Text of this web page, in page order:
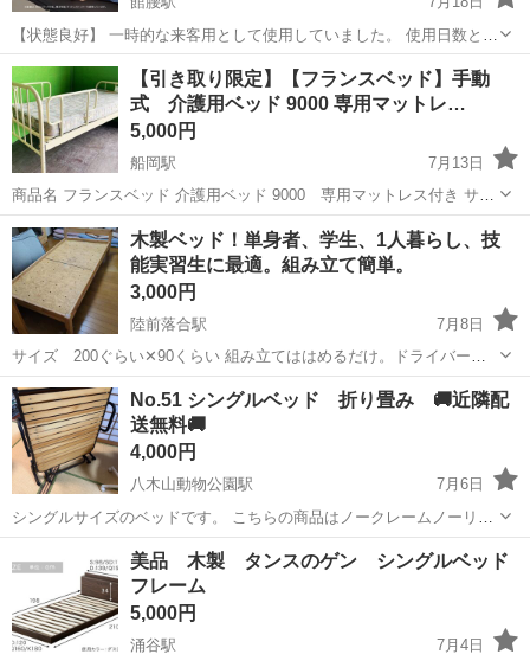
【状態良好】 一時的な来客用として使用していました。 使用日数とし
ては1週間程。 使わない期間は広げた状態で、使わないベッドに敷い
ています。 専用バッグもあるのですが、1人では入りきりませんでし
た。三つ折りのままお渡ししま...
宮城 岩沼市 館腰駅 ベッド 敷布団
【引き取り限定】【フランスベッド】手動
式 介護用ベッド 9000 専用マットレ…
5,000円
船岡駅
7月13日
商品名 フランスベッド 介護用ベッド 9000 専用マットレス付き サイ
ズ 全長210cm 幅93cm 床までの高さ 2段階調節 (上段)33.5cm (下
段)28.5cm マットレス 全長195cm 横幅...
宮城 柴田郡 船岡駅 ベッド フランスベッド
木製ベッド！単身者、学生、1人暮らし、技
能実習生に最適。組み立て簡単。
3,000円
陸前落合駅
7月8日
サイズ 200ぐらい✕90くらい 組み立てははめるだけ。ドライバーい
らず（3枚目） 中央に黒ずみあります（4枚目） 分解しても200センチ
の長物と90✕90センチの板2枚になります。 当たり前ですが、積める
クルマで来てください
宮城 仙台市 陸前落合駅
No.51 シングルベッド 折り畳み 🚚近隣配
送無料🚚
4,000円
八木山動物公園駅
7月6日
シングルサイズのベッドです。 こちらの商品はノークレームノーリタ
ーンの現状渡しになるので、受け渡し時に状態をよくご確認くださ
い。 開閉するのは確認済みになります。 ⚠️中古品について⚠️ 新品で
はなく中古のため、キズ...
八木山動物公園駅 ベッド エリア
美品 木製 タンスのゲン シングルベッド
フレーム
5,000円
涌谷駅
7月4日